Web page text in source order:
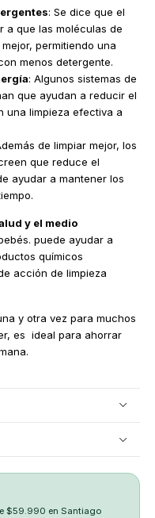
: Se dice que el
a que las moléculas de
permitiendo una
menos detergente.
: Algunos sistemas de
que ayudan a reducir el
una limpieza efectiva a
de limpiar mejor, los
que reduce el
ayudar a mantener los
y el medio
puede ayudar a
químicos
acción de limpieza
y otra vez para muchos
es ideal para ahorrar
$59.990 en Santiago